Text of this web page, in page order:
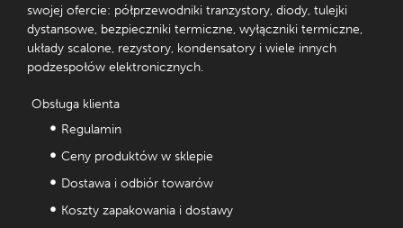
swojej ofercie: półprzewodniki tranzystory, diody, tulejki
dystansowe, bezpieczniki termiczne, wyłączniki termiczne,
układy scalone, rezystory, kondensatory i wiele innych
podzespołów elektronicznych.
Obsługa klienta
Regulamin
Ceny produktów w sklepie
Dostawa i odbiór towarów
Koszty zapakowania i dostawy